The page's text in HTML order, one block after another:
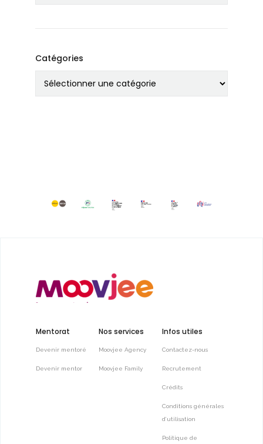
Catégories
Mentorat
Devenir mentoré
Devenir mentor
Nos services
Moovjee Agency
Moovjee Family
Infos utiles
Contactez-nous
Recrutement
Crédits
Conditions générales
d’utilisation
Politique de